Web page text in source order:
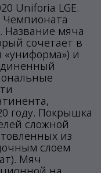
Uniforia LGE.
Чемпионата
Название мяча
сочетает в
«униформа») и
году. Покрышка
сложной
из
слоем
Мяч